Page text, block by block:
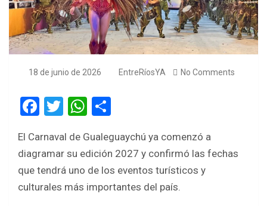
18 de junio de 2026 EntreRíosYA No Comments
F
ce
b
o
T
tt
er
W
at
s
A
ar
e
El Carnaval de Gualeguaychú ya comenzó a
diagramar su edición 2027 y confirmó las fechas
que tendrá uno de los eventos turísticos y
culturales más importantes del país.